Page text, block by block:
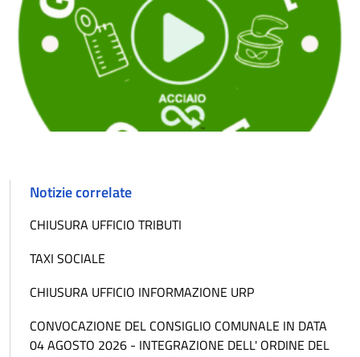
Notizie correlate
CHIUSURA UFFICIO TRIBUTI
TAXI SOCIALE
CHIUSURA UFFICIO INFORMAZIONE URP
CONVOCAZIONE DEL CONSIGLIO COMUNALE IN DATA
04 AGOSTO 2026 - INTEGRAZIONE DELL' ORDINE DEL